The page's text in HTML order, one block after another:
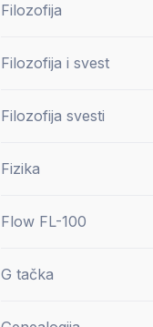
Filozofija
Filozofija i svest
Filozofija svesti
Fizika
Flow FL-100
G tačka